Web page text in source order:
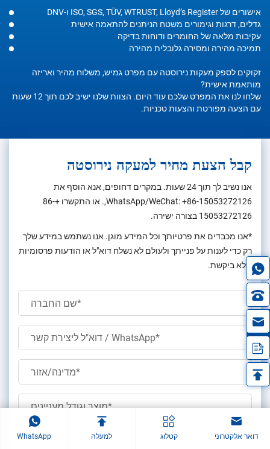
אישורים של ISO, SGS, TÜV, WTRUST, Lloyd’s Register ו-DNV
גדלים, דרגות וגימורים משטח הניתנים להתאמה אישית
עקיבות מלאה של החומרים ודוחות בדיקה
תמיכה מהירה ומסירה גלובלית מהירה
זקוקים לספק מעקות נירוסטה עם מפרט גמיש, משלוח מהיר ואריזה
מותאמת אישית?
שלחו לנו את המפרט שלכם עוד היום. הצוות שלנו ישיב לכם תוך 12 שעות
עם הצעה מפורטת והצעות טכניות.
קבל הצעת מחיר למעקה נירוסטה
אנו נשיב לך תוך 24 שעות. במקרים דחופים, אנא הוסף את
WhatsApp/WeChat:+86-15053272126 ,. או התקשרו
+86-
15053272126 בצורה ישירה.
*אנו מכבדים את פרטיותך וכל המידע מוגן. אנו נשתמש במידע שלך
רק כדי לענות על פנייתך ולעולם לא נשלח דוא"ל או הודעות פרסומיות
שלא ביקשת.
דואר אלקטרוני קטלוג למעלה WhatsApp